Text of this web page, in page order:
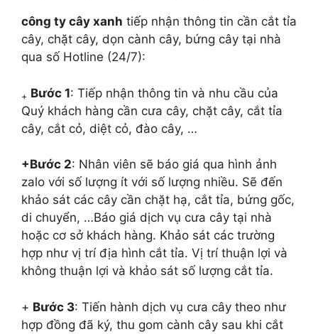
công ty cây xanh tiếp nhận thông tin cần cắt tỉa
cây, chặt cây, dọn cành cây, bứng cây tại nhà
qua số Hotline (24/7):
+ Bước 1: Tiếp nhận thông tin và nhu cầu của
Quý khách hàng cần cưa cây, chặt cây, cắt tỉa
cây, cắt cỏ, diệt cỏ, đào cây, …
+Bước 2: Nhân viên sẽ báo giá qua hình ảnh
zalo với số lượng ít với số lượng nhiều. Sẽ đến
khảo sát các cây cần chặt hạ, cắt tỉa, bứng gốc,
di chuyển, …Báo giá dịch vụ cưa cây tại nhà
hoặc cơ sở khách hàng. Khảo sát các trường
hợp như vị trí địa hình cắt tỉa. Vị trí thuận lợi và
không thuận lợi và khảo sát số lượng cắt tỉa.
+ Bước 3: Tiến hành dịch vụ cưa cây theo như
hợp đồng đã ký, thu gom cành cây sau khi cắt